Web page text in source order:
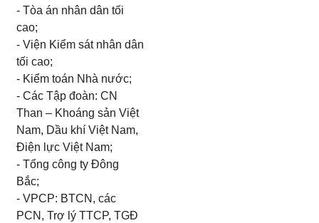
- Tòa án nhân dân tối
cao;
- Viện Kiểm sát nhân dân
tối cao;
- Kiểm toán Nhà nước;
- Các Tập đoàn: CN
Than – Khoáng sản Việt
Nam, Dầu khí Việt Nam,
Điện lực Việt Nam;
- Tổng công ty Đông
Bắc;
- VPCP: BTCN, các
PCN, Trợ lý TTCP, TGĐ